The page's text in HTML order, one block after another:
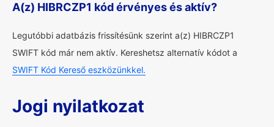
A(z) HIBRCZP1 kód érvényes és aktív?
Legutóbbi adatbázis frissítésünk szerint a(z) HIBRCZP1
SWIFT kód már nem aktív. Kereshetsz alternatív kódot a
SWIFT Kód Kereső eszközünkkel.
Jogi nyilatkozat